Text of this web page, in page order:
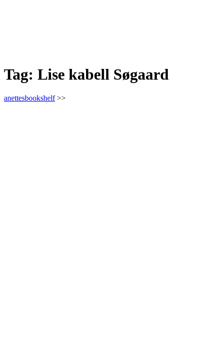
Tag: Lise kabell Søgaard
anettesbookshelf>>